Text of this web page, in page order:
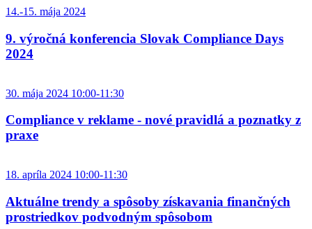
14.-15. mája 2024
9. výročná konferencia Slovak Compliance Days
2024
30. mája 2024 10:00-11:30
Compliance v reklame - nové pravidlá a poznatky z
praxe
18. apríla 2024 10:00-11:30
Aktuálne trendy a spôsoby získavania finančných
prostriedkov podvodným spôsobom